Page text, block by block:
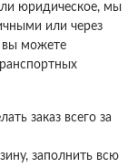
юридическое, мы
или через
вы можете
заказ всего за
заполнить всю